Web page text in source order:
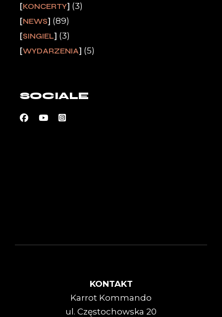
KONCERTY (3)
NEWS (89)
SINGIEL (3)
WYDARZENIA (5)
SOCIALE
KONTAKT
Karrot Kommando
ul. Częstochowska 20